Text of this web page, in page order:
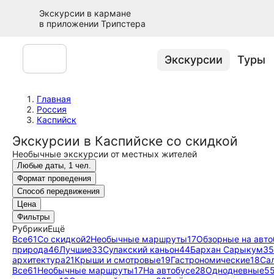
Экскурсии в кармане
в приложении Трипстера
Экскурсии Туры
Главная
Россия
Каспийск
Экскурсии в Каспийске со скидкой
Необычные экскурсии от местных жителей
Любые даты, 1 чел.
Формат проведения
Способ передвижения
Цена
Фильтры
РубрикиЕщё
Все61Со скидкой2Необычные маршруты17Обзорные на
природа46Лучшие33Сулакский каньон44Бархан Сарыкум35
архитектура21Крыши и смотровые19Гастрономические18
Все61Необычные маршруты17На автобусе28Однодневные